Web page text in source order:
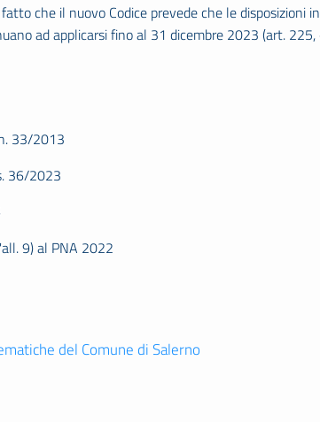
che il nuovo Codice prevede che le disposizioni
ad applicarsi fino al 31 dicembre 2023 (art.
33/2013
36/2023
9) al PNA 2022
del Comune di Salerno